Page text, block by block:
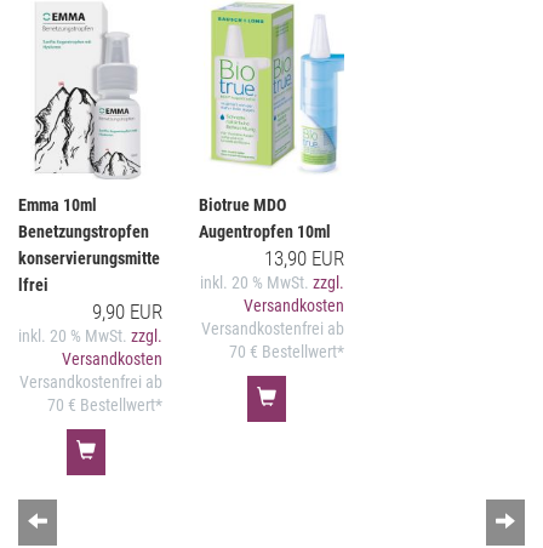
Emma 10ml
Benetzungstropfen
konservierungsmitte
lfrei
9,90 EUR
inkl. 20 % MwSt.zzgl.
Versandkosten
Versandkostenfrei ab
70 € Bestellwert*
Biotrue MDO
Augentropfen 10ml
13,90 EUR
inkl. 20 % MwSt. zzgl.
Versandkosten
Versandkostenfrei ab
70 € Bestellwert*
Zurück